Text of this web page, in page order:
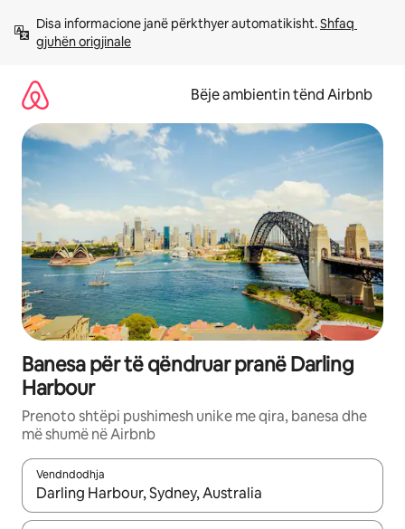
përmbajtja
Disa informacione janë përkthyer automatikisht. Shfaq
gjuhën origjinale
Bëje ambientin tënd Airbnb
Banesa për të qëndruar pranë Darling
Harbour
Prenoto shtëpi pushimesh unike me qira, banesa dhe
më shumë në Airbnb
Vendndodhja
Kur rezultatet të jenë të disponueshme, lëviz me butonat e